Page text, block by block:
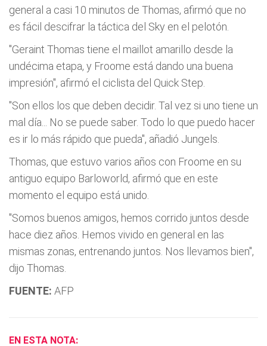
general a casi 10 minutos de Thomas, afirmó que no
es fácil descifrar la táctica del Sky en el pelotón.
"Geraint Thomas tiene el maillot amarillo desde la
undécima etapa, y Froome está dando una buena
impresión", afirmó el ciclista del Quick Step.
"Son ellos los que deben decidir. Tal vez si uno tiene un
mal día... No se puede saber. Todo lo que puedo hacer
es ir lo más rápido que pueda", añadió Jungels.
Thomas, que estuvo varios años con Froome en su
antiguo equipo Barloworld, afirmó que en este
momento el equipo está unido.
"Somos buenos amigos, hemos corrido juntos desde
hace diez años. Hemos vivido en general en las
mismas zonas, entrenando juntos. Nos llevamos bien",
dijo Thomas.
FUENTE: AFP
EN ESTA NOTA: